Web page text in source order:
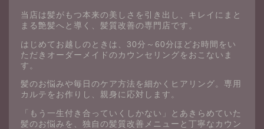
当店は髪がもつ本来の美しさを引き出し、キレイにまと
まる艶髪へと導く、髪質改善の専門店です。
はじめてお越しのときは、30分～60分ほどお時間をい
ただきオーダーメイドのカウンセリングをおこないま
す。
髪のお悩みや毎日のケア方法を細かくヒアリング。専用
カルテをお作りし、親身に応対します。
「もう一生付き合っていくしかない」とあきらめていた
髪のお悩みを、独自の髪質改善メニューと丁寧なカウン